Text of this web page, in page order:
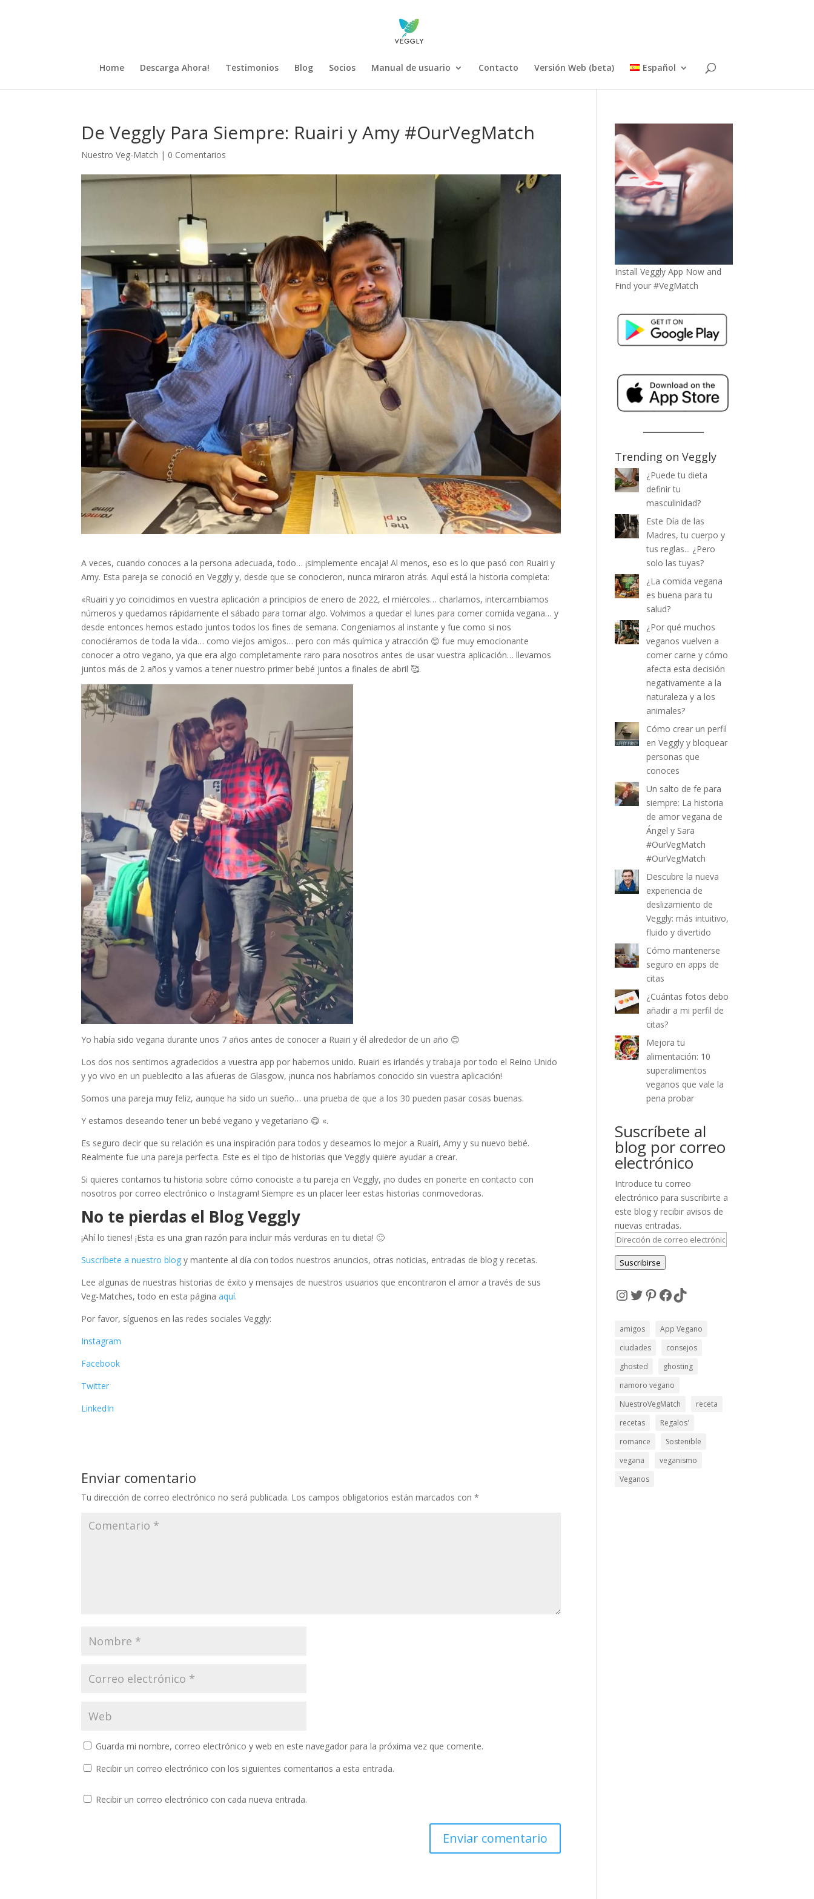
Home Descarga Ahora! Testimonios Blog Socios Manual de usuario Contacto Versión Web (beta) Español
De Veggly Para Siempre: Ruairi y Amy #OurVegMatch
Nuestro Veg-Match | 0 Comentarios
A veces, cuando conoces a la persona adecuada, todo… ¡simplemente encaja! Al menos, eso es lo que pasó con Ruairi y
Amy. Esta pareja se conoció en Veggly y, desde que se conocieron, nunca miraron atrás. Aquí está la historia completa:
«Ruairi y yo coincidimos en vuestra aplicación a principios de enero de 2022, el miércoles… charlamos, intercambiamos
números y quedamos rápidamente el sábado para tomar algo. Volvimos a quedar el lunes para comer comida vegana… y
desde entonces hemos estado juntos todos los fines de semana. Congeniamos al instante y fue como si nos
conociéramos de toda la vida… como viejos amigos… pero con más química y atracción 😊 fue muy emocionante
conocer a otro vegano, ya que era algo completamente raro para nosotros antes de usar vuestra aplicación… llevamos
juntos más de 2 años y vamos a tener nuestro primer bebé juntos a finales de abril 🥰.
Yo había sido vegana durante unos 7 años antes de conocer a Ruairi y él alrededor de un año 😊
Los dos nos sentimos agradecidos a vuestra app por habernos unido. Ruairi es irlandés y trabaja por todo el Reino Unido
y yo vivo en un pueblecito a las afueras de Glasgow, ¡nunca nos habríamos conocido sin vuestra aplicación!
Somos una pareja muy feliz, aunque ha sido un sueño… una prueba de que a los 30 pueden pasar cosas buenas.
Y estamos deseando tener un bebé vegano y vegetariano 😋 «.
Es seguro decir que su relación es una inspiración para todos y deseamos lo mejor a Ruairi, Amy y su nuevo bebé.
Realmente fue una pareja perfecta. Este es el tipo de historias que Veggly quiere ayudar a crear.
Si quieres contarnos tu historia sobre cómo conociste a tu pareja en Veggly, ¡no dudes en ponerte en contacto con
nosotros por correo electrónico o Instagram! Siempre es un placer leer estas historias conmovedoras.
No te pierdas el Blog Veggly
¡Ahí lo tienes! ¡Esta es una gran razón para incluir más verduras en tu dieta! 🙂
Suscríbete a nuestro blog y mantente al día con todos nuestros anuncios, otras noticias, entradas de blog y recetas.
Lee algunas de nuestras historias de éxito y mensajes de nuestros usuarios que encontraron el amor a través de sus
Veg-Matches, todo en esta páginaaquí.
Por favor, síguenos en las redes sociales Veggly:
Instagram
Facebook
Twitter
LinkedIn
Enviar comentario
Tu dirección de correo electrónico no será publicada. Los campos obligatorios están marcados con*
Guarda mi nombre, correo electrónico y web en este navegador para la próxima vez que comente.
Recibir un correo electrónico con los siguientes comentarios a esta entrada.
Recibir un correo electrónico con cada nueva entrada.
Install Veggly App Now and
Find your #VegMatch
Trending on Veggly
¿Puede tu dieta
definir tu
masculinidad?
Este Día de las
Madres, tu cuerpo y
tus reglas... ¿Pero
solo las tuyas?
¿La comida vegana
es buena para tu
salud?
¿Por qué muchos
veganos vuelven a
comer carne y cómo
afecta esta decisión
negativamente a la
naturaleza y a los
animales?
Cómo crear un perfil
en Veggly y bloquear
personas que
conoces
Un salto de fe para
siempre: La historia
de amor vegana de
Ángel y Sara
#OurVegMatch
#OurVegMatch
Descubre la nueva
experiencia de
deslizamiento de
Veggly: más intuitivo,
fluido y divertido
Cómo mantenerse
seguro en apps de
citas
¿Cuántas fotos debo
añadir a mi perfil de
citas?
Mejora tu
alimentación: 10
superalimentos
veganos que vale la
pena probar
Suscríbete al
blog por correo
electrónico
Introduce tu correo
electrónico para suscribirte a
este blog y recibir avisos de
nuevas entradas.
Dirección
de
correo
Suscribirse
Instagram
Twitter
Pinterest
Facebook
TikTok
amigos
App Vegano
ciudades
consejos
ghosted
ghosting
namoro vegano
NuestroVegMatch
receta
recetas
Regalos'
romance
Sostenible
vegana
veganismo
Veganos